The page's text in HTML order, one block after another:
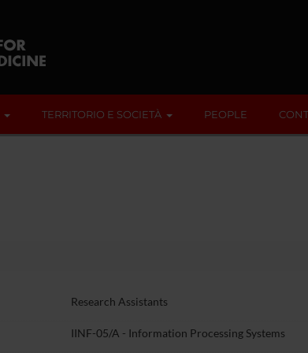
TERRITORIO E SOCIETÀ PEOPLE
Research Assistants
IINF-05/A - Information Processing Systems